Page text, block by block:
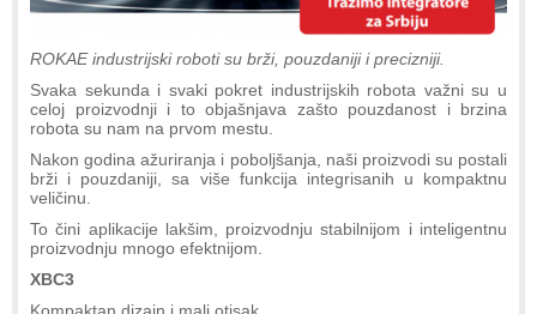
ROKAE industrijski roboti su brži, pouzdaniji i precizniji.
Svaka sekunda i svaki pokret industrijskih robota važni su u
celoj proizvodnji i to objašnjava zašto pouzdanost i brzina
robota su nam na prvom mestu.
Nakon godina ažuriranja i poboljšanja, naši proizvodi su postali
brži i pouzdaniji, sa više funkcija integrisanih u kompaktnu
veličinu.
To čini aplikacije lakšim, proizvodnju stabilnijom i inteligentnu
proizvodnju mnogo efektnijom.
XBC3
Kompaktan dizajn i mali otisak